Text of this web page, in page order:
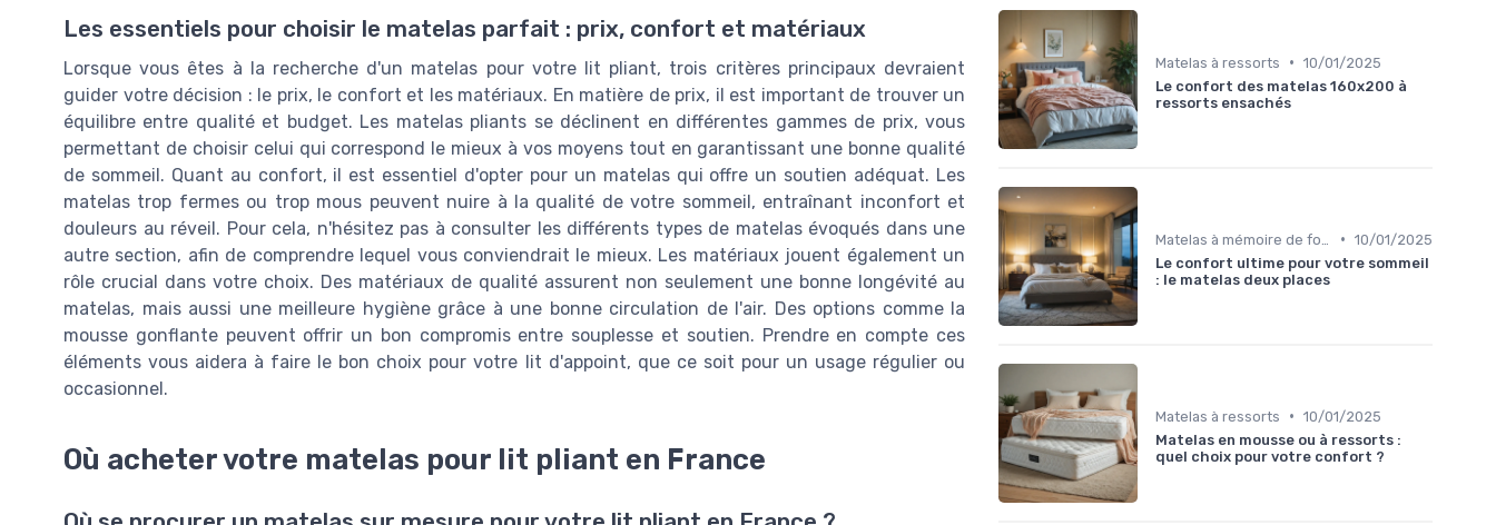
Les essentiels pour choisir le matelas parfait : prix, confort et matériaux
Lorsque vous êtes à la recherche d'un matelas pour votre lit pliant, trois critères principaux devraient
guider votre décision : le prix, le confort et les matériaux. En matière de prix, il est important de trouver un
équilibre entre qualité et budget. Les matelas pliants se déclinent en différentes gammes de prix, vous
permettant de choisir celui qui correspond le mieux à vos moyens tout en garantissant une bonne qualité
de sommeil. Quant au confort, il est essentiel d'opter pour un matelas qui offre un soutien adéquat. Les
matelas trop fermes ou trop mous peuvent nuire à la qualité de votre sommeil, entraînant inconfort et
douleurs au réveil. Pour cela, n'hésitez pas à consulter les différents types de matelas évoqués dans une
autre section, afin de comprendre lequel vous conviendrait le mieux. Les matériaux jouent également un
rôle crucial dans votre choix. Des matériaux de qualité assurent non seulement une bonne longévité au
matelas, mais aussi une meilleure hygiène grâce à une bonne circulation de l'air. Des options comme la
mousse gonflante peuvent offrir un bon compromis entre souplesse et soutien. Prendre en compte ces
éléments vous aidera à faire le bon choix pour votre lit d'appoint, que ce soit pour un usage régulier ou
occasionnel.
Où acheter votre matelas pour lit pliant en France
Matelas à ressorts • 10/01/2025
Le confort des matelas 160x200 à
ressorts ensachés
• 10/01/2025
Le confort ultime pour votre sommeil
: le matelas deux places
Matelas à ressorts • 10/01/2025
Matelas en mousse ou à ressorts :
quel choix pour votre confort ?